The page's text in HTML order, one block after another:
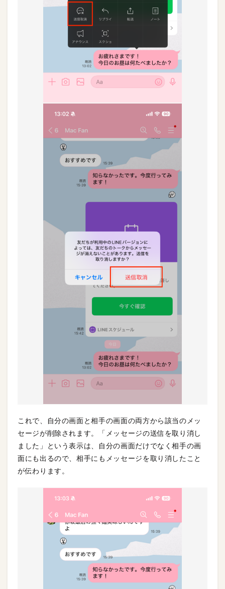
これで、自分の画面と相手の画面の両方から該当のメッ
セージが削除されます。「メッセージの送信を取り消し
ました」という表示は、自分の画面だけでなく相手の画
面にも出るので、相手にもメッセージを取り消したこと
が伝わります。